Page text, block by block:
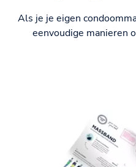
Als je je eigen
eenvoudige manieren